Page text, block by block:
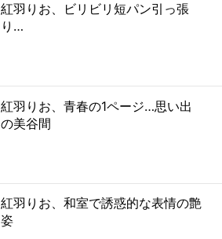
紅羽りお、ビリビリ短パン引っ張
り…
紅羽りお、青春の1ページ…思い出
の美谷間
紅羽りお、和室で誘惑的な表情の艶
姿